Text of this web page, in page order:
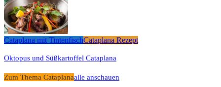
Cataplana mit TintenfischCataplana Rezept
Oktopus und Süßkartoffel Cataplana
Zum Thema Cataplanaalle anschauen